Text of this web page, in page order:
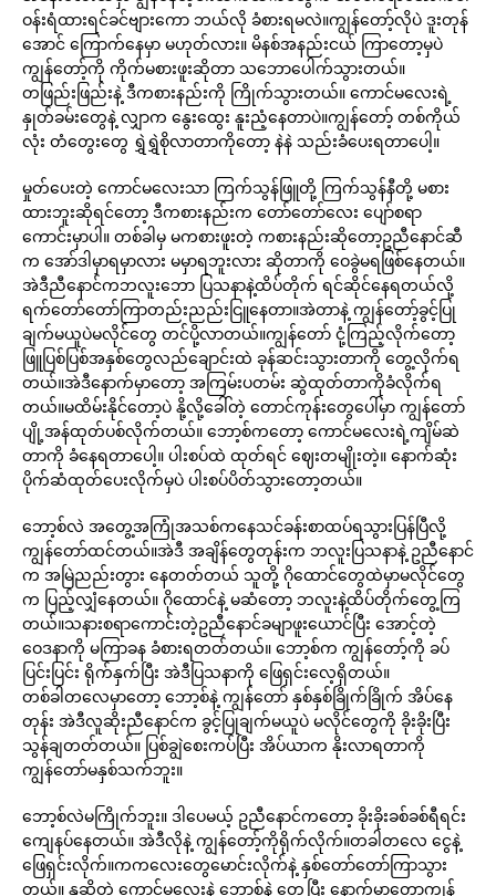
ဝန်းရံထားရင်ခင်ဗျားကော ဘယ်လို ခံစားရမလဲ။ကျွန်တော့်လိုပဲ ဒူးတုန်
အောင် ကြောက်နေမှာ မဟုတ်လား။ မိနစ်အနည်းငယ် ကြာတော့မှပဲ
ကျွန်တော့်ကို ကိုက်မစားဖူးဆိုတာ သဘောပေါက်သွားတယ်။
တဖြည်းဖြည်းနဲ့ ဒီကစားနည်းကို ကြိုက်သွားတယ်။ ကောင်မလေးရဲ့
နှုတ်ခမ်းတွေနဲ့ လျှာက နွေးထွေး နူးညံ့နေတာပဲ။ကျွန်တော့် တစ်ကိုယ်
လုံး တံတွေးတွေ ရွှဲရွှဲစိုလာတာကိုတော့ နဲနဲ သည်းခံပေးရတာပေါ့။
မှုတ်ပေးတဲ့ ကောင်မလေးသာ ကြက်သွန်ဖြူတို့ ကြက်သွန်နီတို့ မစား
ထားဘူးဆိုရင်တော့ ဒီကစားနည်းက တော်တော်လေး ပျော်စရာ
ကောင်းမှာပါ။ တစ်ခါမှ မကစားဖူးတဲ့ ကစားနည်းဆိုတော့ဥညီနောင်ဆီ
က အော်ဒါမှာရမှာလား မမှာရဘူးလား ဆိုတာကို ဝေခွဲမရဖြစ်နေတယ်။
အဲဒီညီနောင်ကဘလူးဘော ပြသနာနဲ့ထိပ်တိုက် ရင်ဆိုင်နေရတယ်လို့
ရက်တော်တော်ကြာတည်းညည်းငြူနေတာ။အဲတာနဲ့ ကျွန်တော့်ခွင့်ပြု
ချက်မယူပဲမလိုင်တွေ တင်ပို့လာတယ်။ကျွန်တော် ငုံ့ကြည့်လိုက်တော့
ဖြူပြစ်ပြစ်အနှစ်တွေလည်ချောင်းထဲ ခုန်ဆင်းသွားတာကို တွေ့လိုက်ရ
တယ်။အဲဒီနောက်မှာတော့ အကြမ်းပတမ်း ဆွဲထုတ်တာကိုခံလိုက်ရ
တယ်။မထိမ်းနိုင်တော့ပဲ နို့လို့ခေါ်တဲ့ တောင်ကုန်းတွေပေါ်မှာ ကျွန်တော်
ပျို့အန်ထုတ်ပစ်လိုက်တယ်။ ဘော့စ်ကတော့ ကောင်မလေးရဲ့ကျိမ်ဆဲ
တာကို ခံနေရတာပေါ့။ ပါးစပ်ထဲ ထုတ်ရင် ဈေးတမျိုးတဲ့။ နောက်ဆုံး
ပိုက်ဆံထုတ်ပေးလိုက်မှပဲ ပါးစပ်ပိတ်သွားတော့တယ်။
ဘော့စ်လဲ အတွေ့အကြုံအသစ်ကနေသင်ခန်းစာထပ်ရသွားပြန်ပြီလို့
ကျွန်တော်ထင်တယ်။အဲဒီ အချိန်တွေတုန်းက ဘလူးပြသနာနဲ့ ဥညီနောင်
က အမြဲညည်းတွား နေတတ်တယ် သူတို့ ဂိုထောင်တွေထဲမှာမလိုင်တွေ
က ပြည့်လျှံနေတယ်။ ဂိုထောင်နဲ့ မဆံတော့ ဘလူးနဲ့ထိပ်တိုက်တွေ့ကြ
တယ်။သနားစရာကောင်းတဲ့ဥညီနောင်ခမျာဖူးယောင်ပြီး အောင့်တဲ့
ဝေဒနာကို မကြာခန ခံစားရတတ်တယ်။ ဘော့စ်က ကျွန်တော့်ကို ခပ်
ပြင်းပြင်း ရိုက်နှက်ပြီး အဲဒီပြသနာကို ဖြေရှင်းလေ့ရှိတယ်။
တစ်ခါတလေမှာတော့ ဘော့စ်နဲ့ ကျွန်တော် နှစ်နှစ်ခြိုက်ခြိုက် အိပ်နေ
တုန်း အဲဒီလူဆိုးညီနောင်က ခွင့်ပြုချက်မယူပဲ မလိုင်တွေကို ခိုးခိုးပြီး
သွန်ချတတ်တယ်။ ပြစ်ချွဲစေးကပ်ပြီး အိပ်ယာက နိုးလာရတာကို
ကျွန်တော်မနှစ်သက်ဘူး။
ဘော့စ်လဲမကြိုက်ဘူး။ ဒါပေမယ့် ဥညီနောင်ကတော့ ခိုးခိုးခစ်ခစ်ရီရင်း
ကျေနပ်နေတယ်။ အဲဒီလိုနဲ့ ကျွန်တော့်ကိုရိုက်လိုက်။တခါတလေ ငွေနဲ့
ဖြေရှင်းလိုက်။ကကလေးတွေမောင်းလိုက်နဲ့ နှစ်တော်တော်ကြာသွား
တယ်။ နုဆိုတဲ့ ကောင်မလေးနဲ့ ဘော့စ်နဲ့ တွေ့ပြီး နောက်မှာတော့ကျွန်